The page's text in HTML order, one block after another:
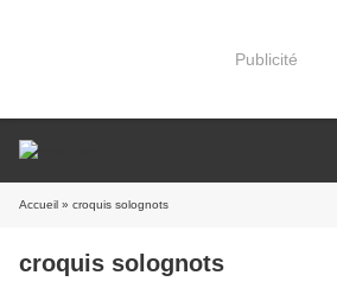
Publicité
Accueil » croquis solognots
croquis solognots